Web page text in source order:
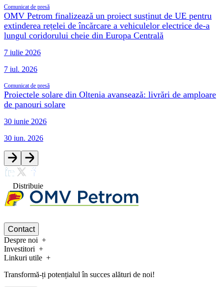
Comunicat de presă
OMV Petrom finalizează un proiect susținut de UE pentru
extinderea rețelei de încărcare a vehiculelor electrice de-a
lungul coridorului cheie din Europa Centrală
7 iulie 2026
7 iul. 2026
Comunicat de presă
Proiectele solare din Oltenia avansează: livrări de amploare
de panouri solare
30 iunie 2026
30 iun. 2026
Distribuie
Contact
Despre noi
Investitori
Linkuri utile
Transformă-ți potențialul în succes alături de noi!